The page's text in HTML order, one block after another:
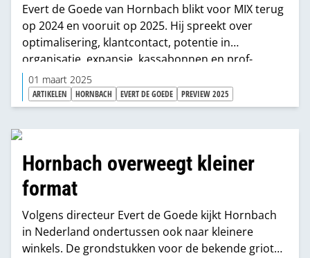
Evert de Goede van Hornbach blikt voor MIX terug
op 2024 en vooruit op 2025. Hij spreekt over
optimalisering, klantcontact, potentie in
organisatie, expansie, kassabonnen en prof-
omzet.
01 maart 2025
ARTIKELEN HORNBACH EVERT DE GOEDE PREVIEW 2025
Hornbach overweegt kleiner
format
Volgens directeur Evert de Goede kijkt Hornbach
in Nederland ondertussen ook naar kleinere
winkels. De grondstukken voor de bekende griote